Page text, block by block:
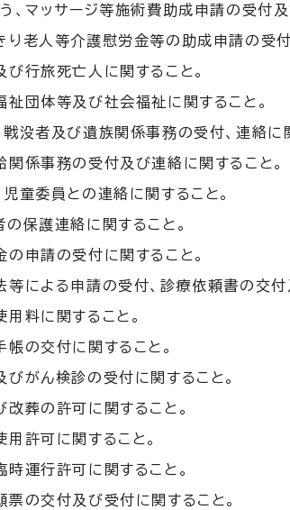
う、マッサージ等施術費助成申請の受付
り老人等介護慰労金等の助成申請の受付
び行旅死亡人に関すること。
祉団体等及び社会福祉に関すること。
戦没者及び遺族関係事務の受付、連絡に
関係事務の受付及び連絡に関すること。
児童委員との連絡に関すること。
の保護連絡に関すること。
の申請の受付に関すること。
等による申請の受付、診療依頼書の交
料に関すること。
帳の交付に関すること。
びがん検診の受付に関すること。
改葬の許可に関すること。
用許可に関すること。
時運行許可に関すること。
票の交付及び受付に関すること。